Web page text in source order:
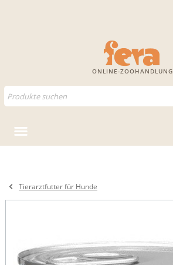
ONLINE-ZOOHANDLUNG
Tierarztfutter für Hunde